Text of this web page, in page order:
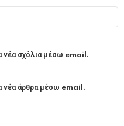
νέα σχόλια μέσω email.
νέα άρθρα μέσω email.